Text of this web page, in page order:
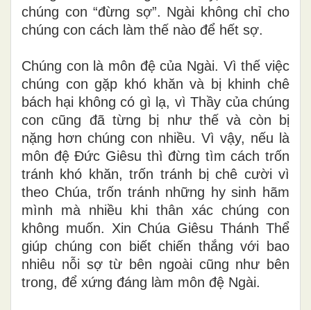
chúng con “đừng sợ”. Ngài không chỉ cho
chúng con cách làm thế nào để hết sợ.
Chúng con là môn đệ của Ngài. Vì thế việc
chúng con gặp khó khăn và bị khinh chê
bách hại không có gì lạ, vì Thầy của chúng
con cũng đã từng bị như thế và còn bị
nặng hơn chúng con nhiều. Vì vậy, nếu là
môn đệ Đức Giêsu thì đừng tìm cách trốn
tránh khó khăn, trốn tránh bị chê cười vì
theo Chúa, trốn tránh những hy sinh hãm
mình mà nhiều khi thân xác chúng con
không muốn. Xin Chúa Giêsu Thánh Thể
giúp chúng con biết chiến thắng với bao
nhiêu nỗi sợ từ bên ngoài cũng như bên
trong, để xứng đáng làm môn đệ Ngài.